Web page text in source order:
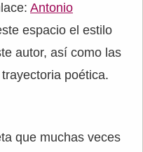
Antonio
espacio el estilo
autor, así como las
poética.
que muchas veces